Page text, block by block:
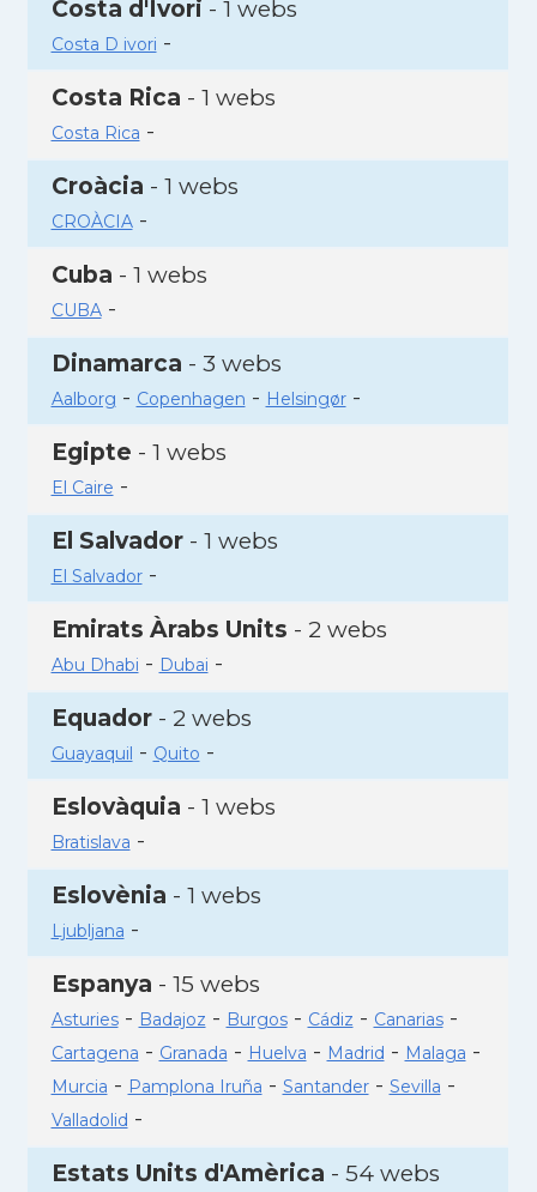
Costa d'Ivori - 1 webs
Costa D ivori -
Costa Rica - 1 webs
Costa Rica -
Croàcia - 1 webs
CROÀCIA-
Cuba - 1 webs
CUBA-
Dinamarca - 3 webs
Aalborg - Copenhagen - Helsingør-
Egipte - 1 webs
El Caire -
El Salvador- 1 webs
El Salvador-
Emirats Àrabs Units - 2 webs
Abu Dhabi - Dubai -
Equador- 2 webs
Guayaquil - Quito -
Eslovàquia - 1 webs
Bratislava -
Eslovènia - 1 webs
Ljubljana -
Espanya - 15 webs
Asturies- Badajoz - Burgos- Cádiz - Canarias-
Cartagena - Granada - Huelva - Madrid - Malaga -
Murcia - Pamplona Iruña - Santander- Sevilla -
Valladolid -
Estats Units d'Amèrica - 54 webs